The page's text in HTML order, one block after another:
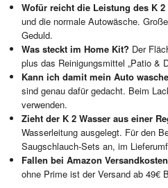
Wofür reicht die Leistung des K 2
und die normale Autowäsche.
Geduld.
Was steckt im Home Kit? Der
plus das Reinigungsmittel „Patio &
Kann ich damit mein Auto
sind genau dafür gedacht. Beim
verwenden.
Zieht der K 2 Wasser aus einer
Wasserleitung ausgelegt. Für den
Saugschlauch-Sets an, im
Fallen bei Amazon
ohne Prime ist der Versand ab 49€